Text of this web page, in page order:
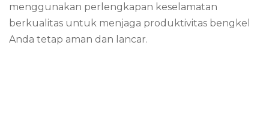
menggunakan perlengkapan keselamatan
berkualitas untuk menjaga produktivitas bengkel
Anda tetap aman dan lancar.